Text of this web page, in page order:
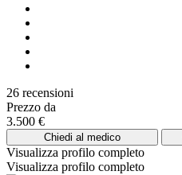
26 recensioni
Prezzo da
3.500 €
Chiedi al medico
Visualizza profilo completo
Visualizza profilo completo